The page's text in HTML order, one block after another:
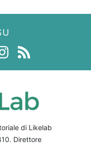
di Likelab
Direttore